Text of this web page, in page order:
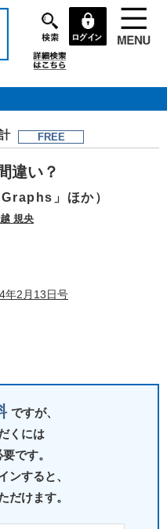
FREE
違い？
」ほか）
規央
年2月13日号
ですが、
くには
です。
ンすると、
だけます。